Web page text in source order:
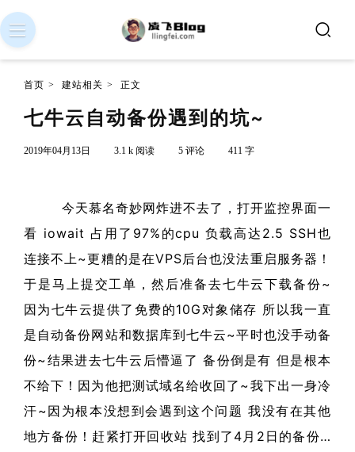
首页 > 建站相关 > 正文
七牛云自动备份遇到的坑~
2019年04月13日 3.1 k 阅读 5 评论 411 字
今天慕名奇妙网炸进不去了，打开监控界面一
看 iowait 占用了97%的cpu 负载高达2.5 SSH也
连接不上~更糟的是在VPS后台也没法重启服务器！
于是马上提交工单，然后准备去七牛云下载备份~
因为七牛云提供了免费的10G对象储存 所以我一直
是自动备份网站和数据库到七牛云~平时也没手动备
份~结果进去七牛云后懵逼了 备份倒是有 但是根本
不给下！因为他把测试域名给收回了~我下出一身冷
汗~因为根本没想到会遇到这个问题 我没有在其他
地方备份！赶紧打开回收站 找到了4月2日的备份…